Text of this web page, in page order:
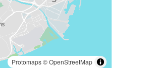
Protomaps©OpenStreetMap